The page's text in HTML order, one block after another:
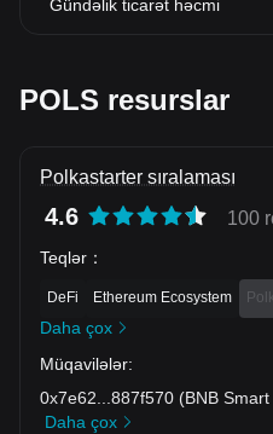
Gündəlik ticarət həcmi
POLS resurslar
Polkastarter sıralaması
4.6 100
Teqlər ：
DeFi Ethereum Ecosystem
Daha çox
Müqavilələr:
0x7e62
887f570 (BNB
Daha çox